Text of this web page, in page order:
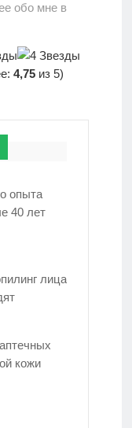
обо мне в
4,75 из 5)
опыта
40 лет
лица
кожи